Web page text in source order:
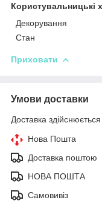
Користувальницькі
Декорування
Стан
Приховати
Умови доставки
Доставка
Нова Пошта
Доставка поштою
НОВА ПОШТА
Самовивіз